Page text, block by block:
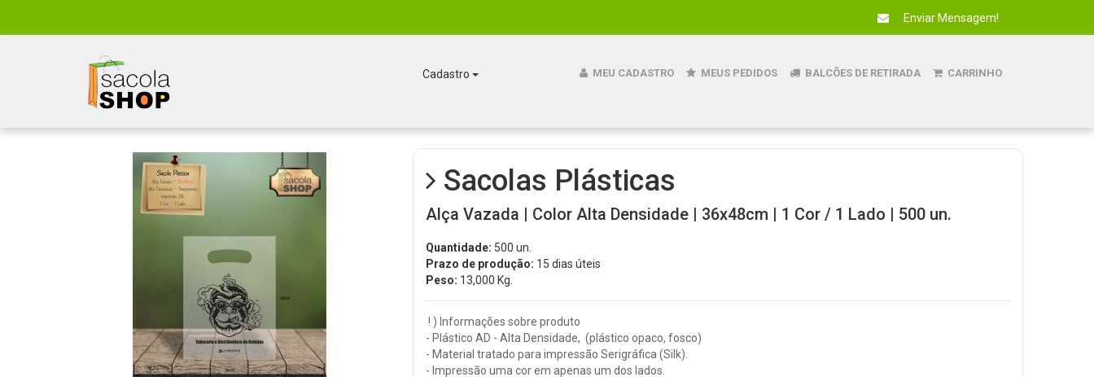
Enviar Mensagem!
Cadastro MEU CADASTRO MEUS PEDIDOS BALCÕES DE RETIRADA CARRINHO
Sacolas Plásticas
Alça Vazada | Color Alta Densidade | 36x48cm | 1 Cor / 1 Lado | 500 un.
Quantidade: 500 un.
Prazo de produção: 15 dias úteis
Peso: 13,000 Kg.
! ) Informações sobre produto
- Plástico AD - Alta Densidade, (plástico opaco, fosco)
- Material tratado para impressão Serigráfica (Silk).
- Impressão uma cor em apenas um dos lados.